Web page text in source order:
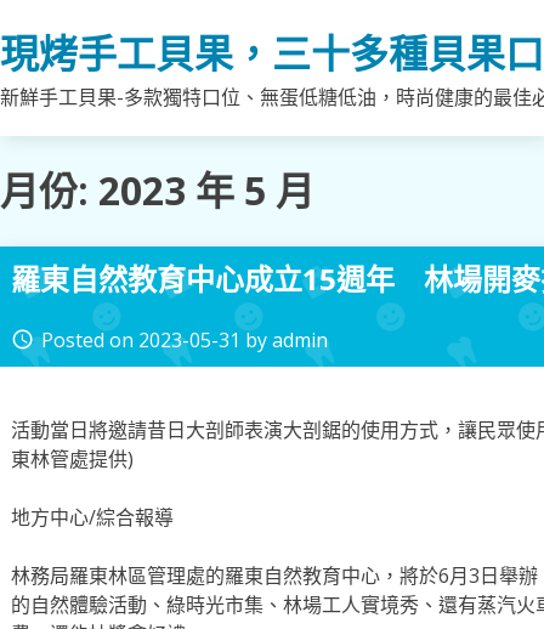
to
content
現烤手工貝果，三十多種貝果
新鮮手工貝果-多款獨特口位、無蛋低糖低油，時尚健康的最
月份: 2023 年 5 月
羅東自然教育中心成立15週年 林場開
access_time Posted on 2023-05-31 byadmin
活動當日將邀請昔日大剖師表演大剖鋸的使用方式，讓民眾
東林管處提供)
地方中心/綜合報導
林務局羅東林區管理處的羅東自然教育中心，將於6月3日舉
的自然體驗活動、綠時光市集、林場工人實境秀、還有蒸汽